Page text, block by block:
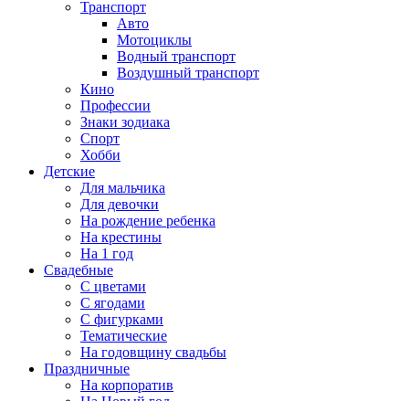
Транспорт
Авто
Мотоциклы
Водный транспорт
Воздушный транспорт
Кино
Профессии
Знаки зодиака
Спорт
Хобби
Детские
Для мальчика
Для девочки
На рождение ребенка
На крестины
На 1 год
Свадебные
С цветами
С ягодами
С фигурками
Тематические
На годовщину свадьбы
Праздничные
На корпоратив